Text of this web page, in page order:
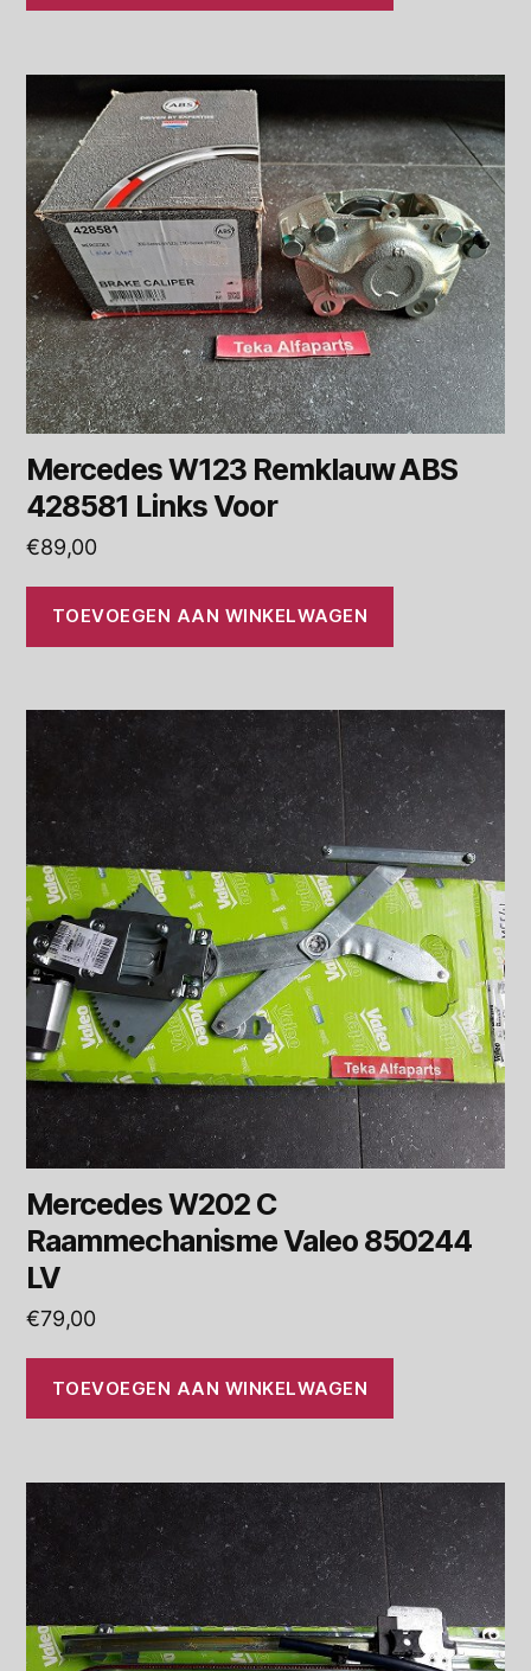
Mercedes W123 Remklauw ABS
428581 Links Voor
€89,00
TOEVOEGEN AAN WINKELWAGEN
Mercedes W202 C
Raammechanisme Valeo 850244
LV
€79,00
TOEVOEGEN AAN WINKELWAGEN